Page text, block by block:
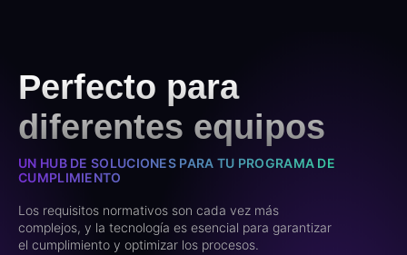
Perfecto para
diferentes equipos
UN HUB DE SOLUCIONES PARA TU PROGRAMA DE
CUMPLIMIENTO
Los requisitos normativos son cada vez más
complejos, y la tecnología es esencial para garantizar
el cumplimiento y optimizar los procesos.